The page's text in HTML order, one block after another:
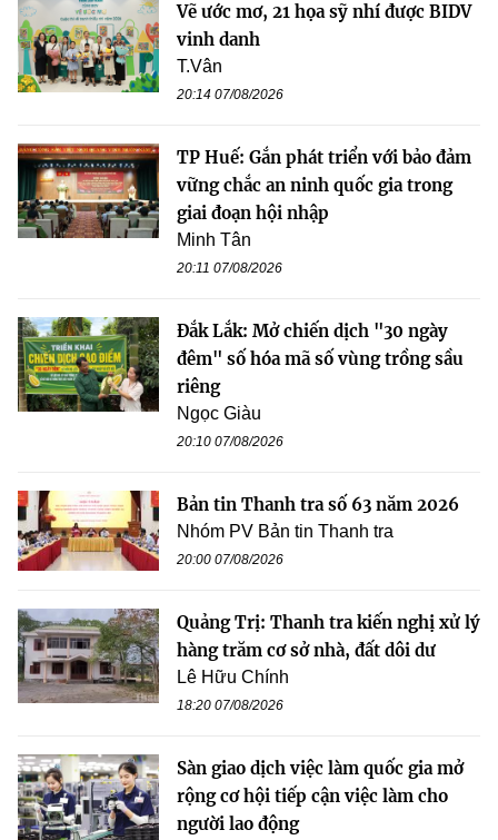
Vẽ ước mơ, 21 họa sỹ nhí được BIDV
vinh danh
T.Vân
20:14 07/08/2026
TP Huế: Gắn phát triển với bảo đảm
vững chắc an ninh quốc gia trong
giai đoạn hội nhập
Minh Tân
20:11 07/08/2026
Đắk Lắk: Mở chiến dịch "30 ngày
đêm" số hóa mã số vùng trồng sầu
riêng
Ngọc Giàu
20:10 07/08/2026
Bản tin Thanh tra số 63 năm 2026
Nhóm PV Bản tin Thanh tra
20:00 07/08/2026
Quảng Trị: Thanh tra kiến nghị xử lý
hàng trăm cơ sở nhà, đất dôi dư
Lê Hữu Chính
18:20 07/08/2026
Sàn giao dịch việc làm quốc gia mở
rộng cơ hội tiếp cận việc làm cho
người lao động